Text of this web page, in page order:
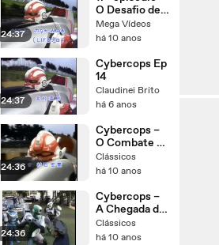
24:37
O Desafio de
Lúcifer
Mega Vídeos
há 10 anos
24:37
Cybercops Ep
14
Claudinei Brito
há 6 anos
24:36
Cybercops –
O Combate ao
Tanque
Cyborg ep03
Clássicos
há 10 anos
24:36
Cybercops –
A Chegada de
Júpiter ep01
Clássicos
há 10 anos